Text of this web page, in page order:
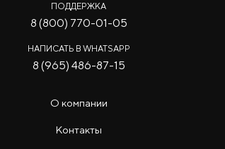
ПОДДЕРЖКА
8 (800) 770-01-05
НАПИСАТЬ В WHATSAPP
8 (965) 486-87-15
О компании
Контакты